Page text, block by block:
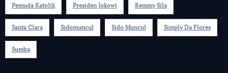
Pemuda Katolik Presiden Jokowi Remmy Sila
Santa Clara Sidomuncul Sido Muncul Simply Da Flores
Sumba